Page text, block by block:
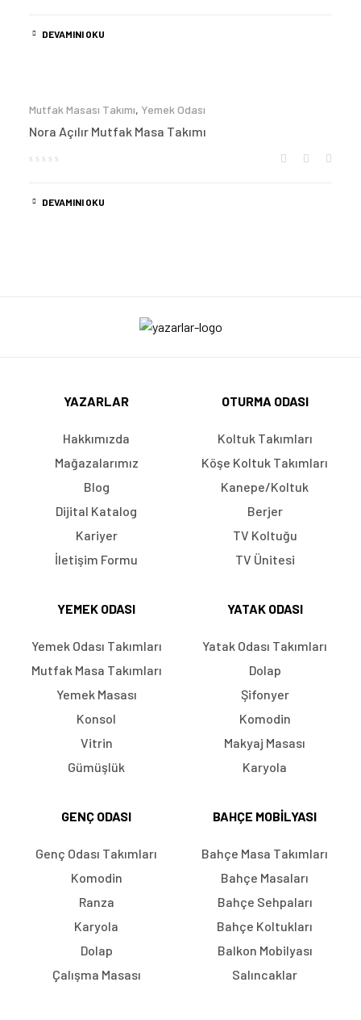
DEVAMINI OKU
Mutfak Masası Takımı, Yemek Odası
Nora Açılır Mutfak Masa Takımı
DEVAMINI OKU
YAZARLAR
Hakkımızda
Mağazalarımız
Blog
Dijital Katalog
Kariyer
İletişim Formu
OTURMA ODASI
Koltuk Takımları
Köşe Koltuk Takımları
Kanepe/Koltuk
Berjer
TV Koltuğu
TV Ünitesi
YEMEK ODASI
Yemek Odası Takımları
Mutfak Masa Takımları
Yemek Masası
Konsol
Vitrin
Gümüşlük
YATAK ODASI
Yatak Odası Takımları
Dolap
Şifonyer
Komodin
Makyaj Masası
Karyola
GENÇ ODASI
Genç Odası Takımları
Komodin
Ranza
Karyola
Dolap
Çalışma Masası
BAHÇE MOBILYASI
Bahçe Masa Takımları
Bahçe Masaları
Bahçe Sehpaları
Bahçe Koltukları
Balkon Mobilyası
Salıncaklar